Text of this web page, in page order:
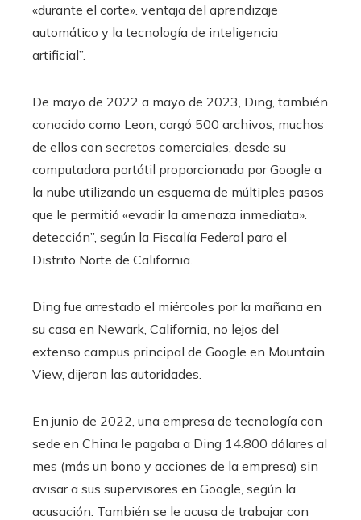
«durante el corte». ventaja del aprendizaje
automático y la tecnología de inteligencia
artificial”.
De mayo de 2022 a mayo de 2023, Ding, también
conocido como Leon, cargó 500 archivos, muchos
de ellos con secretos comerciales, desde su
computadora portátil proporcionada por Google a
la nube utilizando un esquema de múltiples pasos
que le permitió «evadir la amenaza inmediata».
detección”, según la Fiscalía Federal para el
Distrito Norte de California.
Ding fue arrestado el miércoles por la mañana en
su casa en Newark, California, no lejos del
extenso campus principal de Google en Mountain
View, dijeron las autoridades.
En junio de 2022, una empresa de tecnología con
sede en China le pagaba a Ding 14.800 dólares al
mes (más un bono y acciones de la empresa) sin
avisar a sus supervisores en Google, según la
acusación. También se le acusa de trabajar con